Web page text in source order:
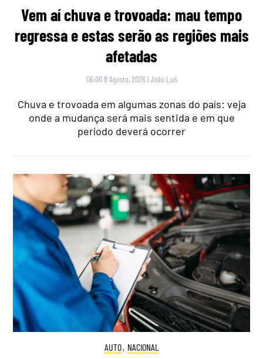
Vem aí chuva e trovoada: mau tempo
regressa e estas serão as regiões mais
afetadas
06:00 8 Agosto, 2026 |João Luís
Chuva e trovoada em algumas zonas do país: veja
onde a mudança será mais sentida e em que
período deverá ocorrer
AUTO, NACIONAL